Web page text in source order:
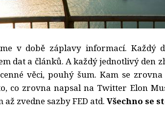
v době záplavy informací. Každý
dat a článků. A každý jednotlivý den
věci, pouhý šum. Kam se
co zrovna napsal na Twitter Elon
až zvedne sazby FED atd. Všechno se